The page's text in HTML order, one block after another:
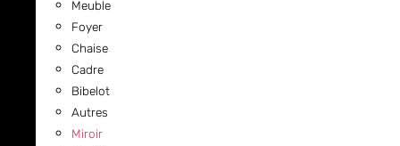
Meuble
Foyer
Chaise
Cadre
Bibelot
Autres
Miroir